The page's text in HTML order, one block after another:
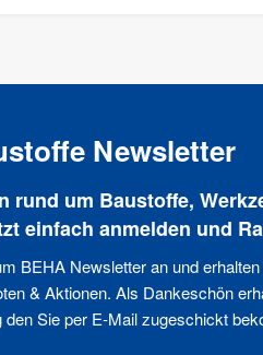
Newsletter
rund um Baustoffe,
einfach anmelden und
BEHA Newsletter an und
& Aktionen. Als Dankeschön
den Sie per E-Mail zugeschickt